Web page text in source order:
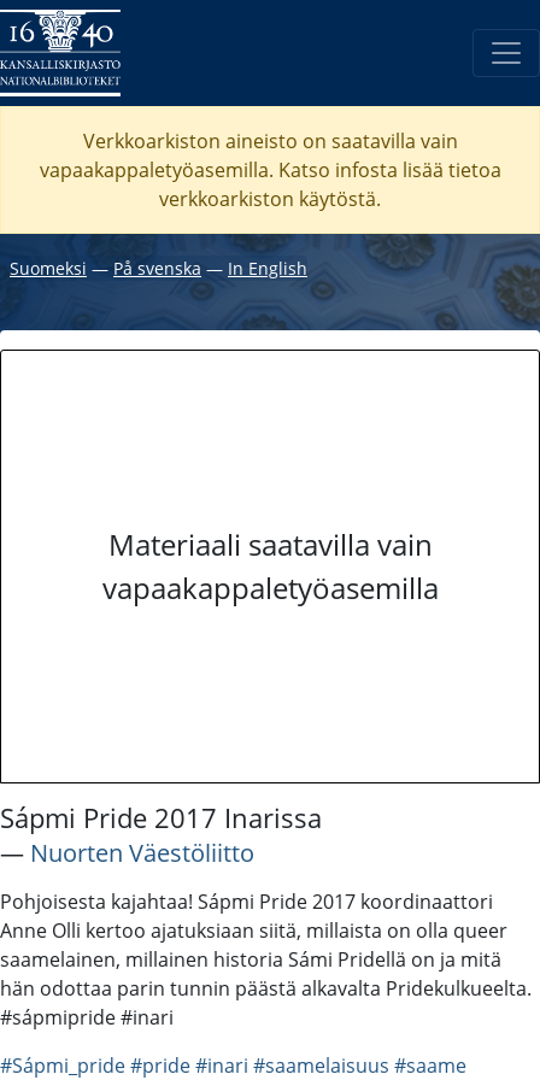
Verkkoarkiston aineisto on saatavilla vain
vapaakappaletyöasemilla. Katso infosta lisää tietoa
verkkoarkiston käytöstä.
Suomeksi ― På svenska ― In English
Materiaali saatavilla vain
vapaakappaletyöasemilla
Sápmi Pride 2017 Inarissa
― Nuorten Väestöliitto
Pohjoisesta kajahtaa! Sápmi Pride 2017 koordinaattori
Anne Olli kertoo ajatuksiaan siitä, millaista on olla queer
saamelainen, millainen historia Sámi Pridellä on ja mitä
hän odottaa parin tunnin päästä alkavalta Pridekulkueelta.
#sápmipride #inari
#Sápmi_pride#pride#inari #saamelaisuus #saame